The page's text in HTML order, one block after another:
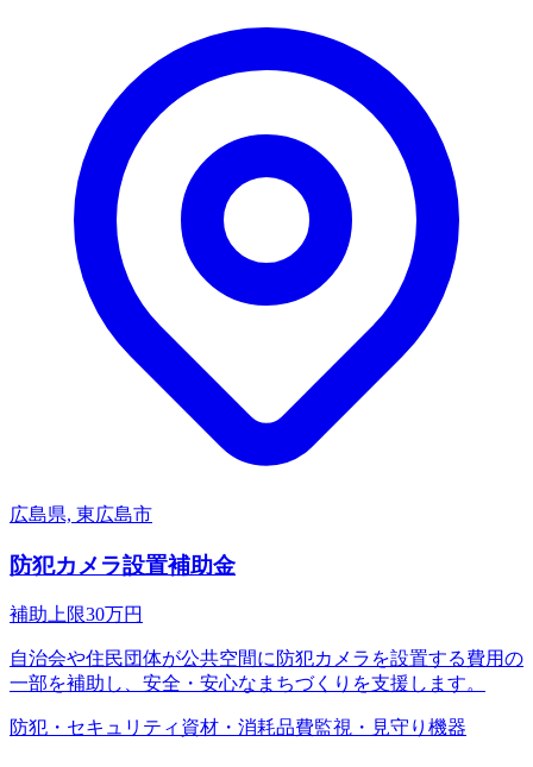
広島県, 東広島市
防犯カメラ設置補助金
補助上限30万円
自治会や住民団体が公共空間に防犯カメラを設置する費用の
一部を補助し、安全・安心なまちづくりを支援します。
防犯・セキュリティ 資材・消耗品費監視・見守り機器